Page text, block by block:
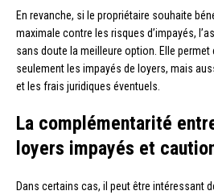
En revanche, si le propriétaire souhaite
maximale contre les risques d’impayés,
sans doute la meilleure option. Elle
seulement les impayés de loyers, mais
et les frais juridiques éventuels.
La complémentarité
loyers impayés et
Dans certains cas, il peut être intéressant